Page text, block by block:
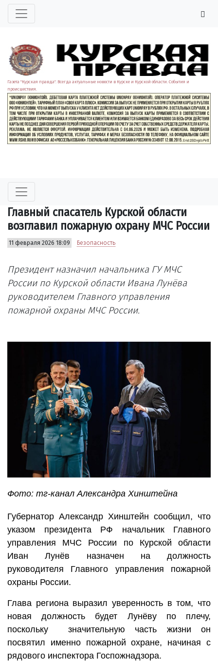
Газета "Курская правда". Всегда актуальные новости в Курске и Курской области. События и
происшествия.
Главный спасатель Курской области
возглавил пожарную охрану МЧС России
11 февраля 2026 18:09 Безопасность
Президент назначил начальника ГУ МЧС
России по Курской области Ивана Лунёва
руководителем Главного управления
пожарной охраны МЧС России.
Фото: тг-канал Александра Хинштейна
Губернатор Александр Хинштейн сообщил, что
указом президента РФ начальник Главного
управления МЧС России по Курской области
Иван Лунёв назначен на должность
руководителя Главного управления пожарной
охраны России.
Глава региона выразил уверенность в том, что
новая должность будет Лунёву по плечу,
поскольку значительную часть жизни он
посвятил именно пожарной охране, начиная с
рядового инспектора Госпожнадзора.